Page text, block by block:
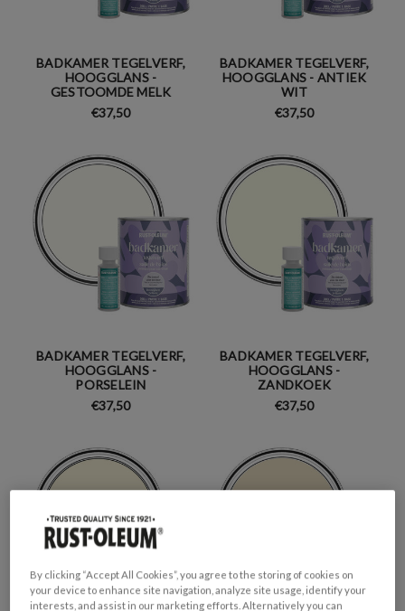
BADKAMER TEGELVERF,
HOOGGLANS -
GESTOOMDE MELK
€37,50
BADKAMER TEGELVERF,
HOOGGLANS - ANTIEK
WIT
€37,50
BADKAMER TEGELVERF,
HOOGGLANS -
PORSELEIN
€37,50
BADKAMER TEGELVERF,
HOOGGLANS -
ZANDKOEK
€37,50
By clicking “Accept All Cookies”, you agree to the storing of cookies on
your device to enhance site navigation, analyze site usage, identify your
interests, and assist in our marketing efforts. Alternatively you can